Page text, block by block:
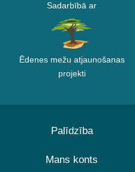
Sadarbībā ar
Ēdenes mežu atjaunošanas
projekti
Palīdzība
Mans konts